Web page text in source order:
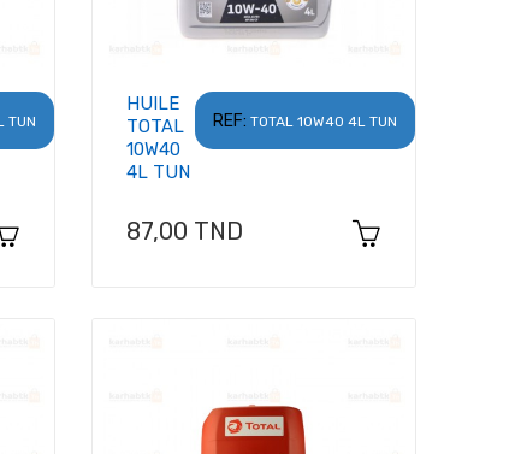
TUN REF: TOTAL 10W40 4L TUN
HUILE
TOTAL
10W40
4L TUN
Prix
87,00 TND